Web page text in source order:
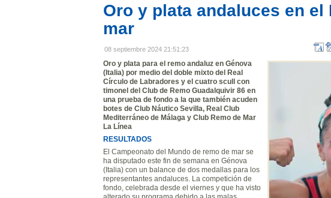
Oro y plata andaluces en el
mar
08 septiembre 2024 21:51:23
Oro y plata para el remo andaluz en Génova
(Italia) por medio del doble mixto del Real
Círculo de Labradores y el cuatro scull con
timonel del Club de Remo Guadalquivir 86 en
una prueba de fondo a la que también acuden
botes de Club Náutico Sevilla, Real Club
Mediterráneo de Málaga y Club Remo de Mar
La Línea
RESULTADOS
El Campeonato del Mundo de remo de mar se
ha disputado este fin de semana en Génova
(Italia) con un balance de dos medallas para los
representantes andaluces. La competición de
fondo, celebrada desde el viernes y que ha visto